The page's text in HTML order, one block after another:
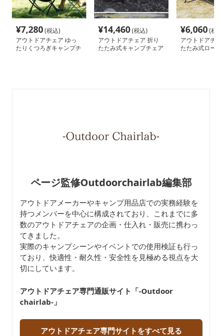
¥7,280(税込)
アウトドアチェア ゆっ
たりくつろぎキャンプチ
¥14,460(税込)
アウトドアチェア 折り
たたみ式キャンプチェア
¥6,060(税
アウトドアチ
たたみ式ロー
ページ監修Outdoorchairlab編集部
アウトドアメーカーやキャンプ用品店での実務経験を
持つメンバーを中心に構成されており、これまでに多
数のアウトドアチェアの企画・仕入れ・販売に携わっ
てきました。
実際のキャンプシーンやイベントでの使用検証も行っ
ており、快適性・耐久性・安全性を見極める視点を大
切にしています。
アウトドアチェア専門通販サイト「-Outdoor
chairlab-」
アウトドアチェア専門サイトをすべて見る